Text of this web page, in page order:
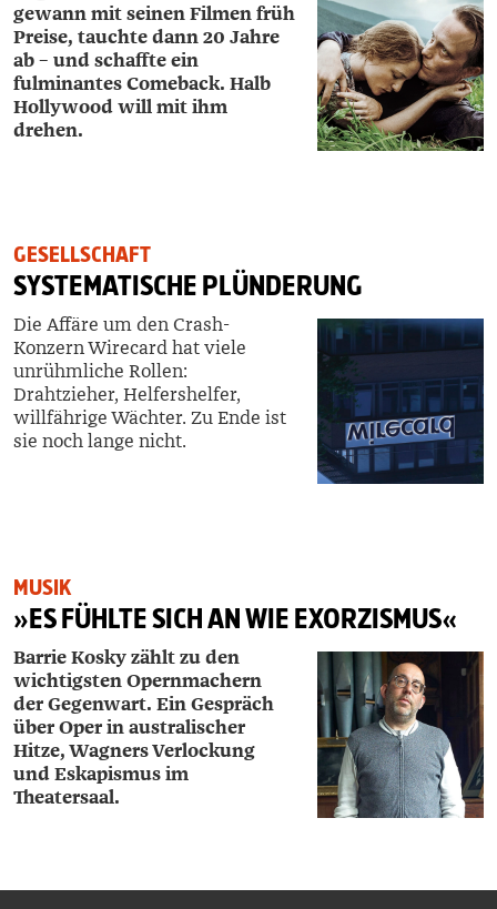
gewann mit seinen Filmen früh
Preise, tauchte dann 20 Jahre
ab – und schaffte ein
fulminantes Comeback. Halb
Hollywood will mit ihm
drehen.
GESELLSCHAFT
SYSTEMATISCHE PLÜNDERUNG
Die Affäre um den Crash-
Konzern Wirecard hat viele
unrühmliche Rollen:
Drahtzieher, Helfershelfer,
willfährige Wächter. Zu Ende ist
sie noch lange nicht.
MUSIK
»ES FÜHLTE SICH AN WIE EXORZISMUS«
Barrie Kosky zählt zu den
wichtigsten Opernmachern
der Gegenwart. Ein Gespräch
über Oper in australischer
Hitze, Wagners Verlockung
und Eskapismus im
Theatersaal.